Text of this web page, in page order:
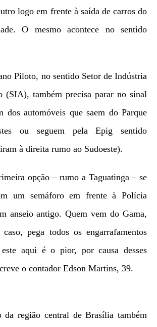
logo em frente à saída de carros do
O mesmo acontece no sentido
Piloto, no sentido Setor de Indústria
(SIA), também precisa parar no sinal
dos automóveis que saem do Parque
ou seguem pela Epig sentido
à direita rumo ao Sudoeste).
opção – rumo a Taguatinga – se
um semáforo em frente à Polícia
anseio antigo. Quem vem do Gama,
pega todos os engarrafamentos
aqui é o pior, por causa desses
o contador Edson Martins, 39.
da região central de Brasília também